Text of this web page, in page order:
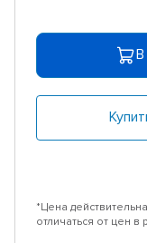
В
*Цена
отличаться от цен